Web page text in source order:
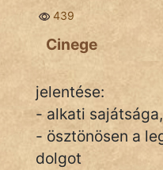
Szállóigék
Szóláscsoportok
Szólások
Tréfás
439
Cinege
jelentése:
- alkati
- ösztönösen a
dolgot